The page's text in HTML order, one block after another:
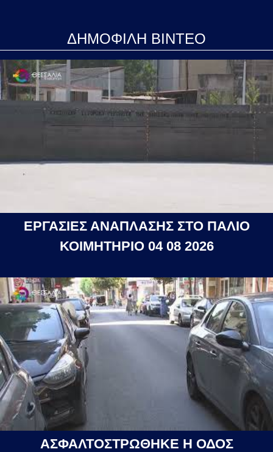
ΔΗΜΟΦΙΛΗ ΒΙΝΤΕΟ
ΕΡΓΑΣΙΕΣ ΑΝΑΠΛΑΣΗΣ ΣΤΟ ΠΑΛΙΟ
ΚΟΙΜΗΤΗΡΙΟ 04 08 2026
ΑΣΦΑΛΤΟΣΤΡΩΘΗΚΕ Η ΟΔΟΣ